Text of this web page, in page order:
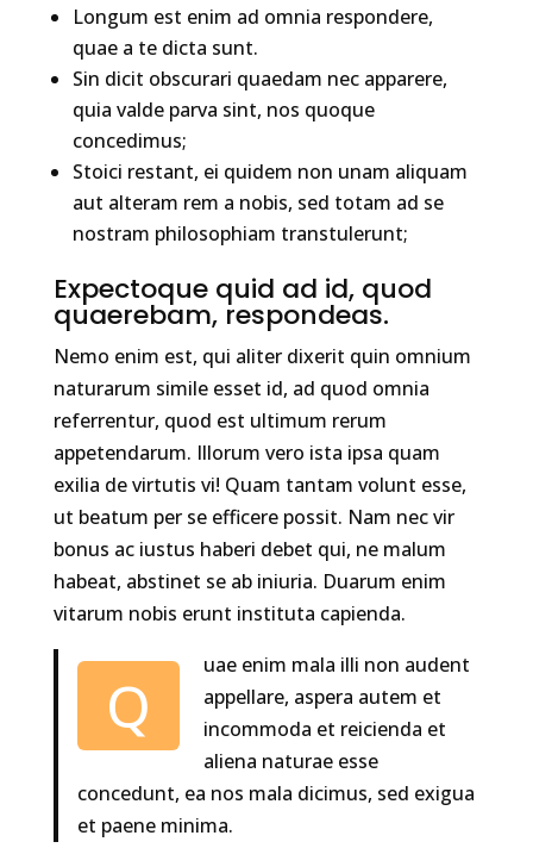
Longum est enim ad omnia respondere,
quae a te dicta sunt.
Sin dicit obscurari quaedam nec apparere,
quia valde parva sint, nos quoque
concedimus;
Stoici restant, ei quidem non unam aliquam
aut alteram rem a nobis, sed totam ad se
nostram philosophiam transtulerunt;
Expectoque quid ad id, quod
quaerebam, respondeas.
Nemo enim est, qui aliter dixerit quin omnium
naturarum simile esset id, ad quod omnia
referrentur, quod est ultimum rerum
appetendarum. Illorum vero ista ipsa quam
exilia de virtutis vi! Quam tantam volunt esse,
ut beatum per se efficere possit. Nam nec vir
bonus ac iustus haberi debet qui, ne malum
habeat, abstinet se ab iniuria. Duarum enim
vitarum nobis erunt instituta capienda.
Q
uae enim mala illi non audent
appellare, aspera autem et
incommoda et reicienda et
aliena naturae esse
concedunt, ea nos mala dicimus, sed exigua
et paene minima.